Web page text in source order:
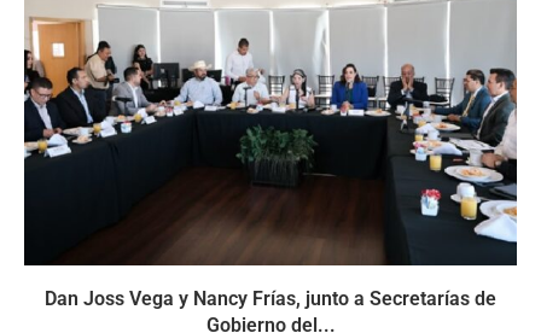
Dan Joss Vega y Nancy Frías, junto a Secretarías de
Gobierno del...